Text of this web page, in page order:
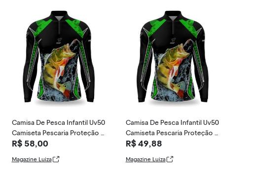
Camisa De Pesca Infantil Uv50
Camiseta Pescaria Proteção U
v - Duart Fi
R$ 58,00
Magazine Luiza
Camisa De Pesca Infantil Uv50
Camiseta Pescaria Proteção U
v - Duart Fi
R$ 49,88
Magazine Luiza